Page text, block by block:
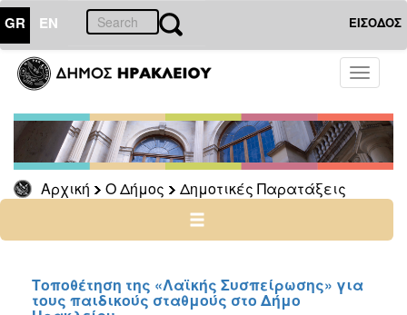
GR EN ΕΙΣΟΔΟΣ
Toggle
Αρχική Ο Δήμος Δημοτικές Παρατάξεις
ΔΗΜΟΣ
Δημοτικές
Παρατάξεις
Αρχείο
Τοποθέτηση της «Λαϊκής Συσπείρωσης» για
τους παιδικούς σταθμούς στο Δήμο